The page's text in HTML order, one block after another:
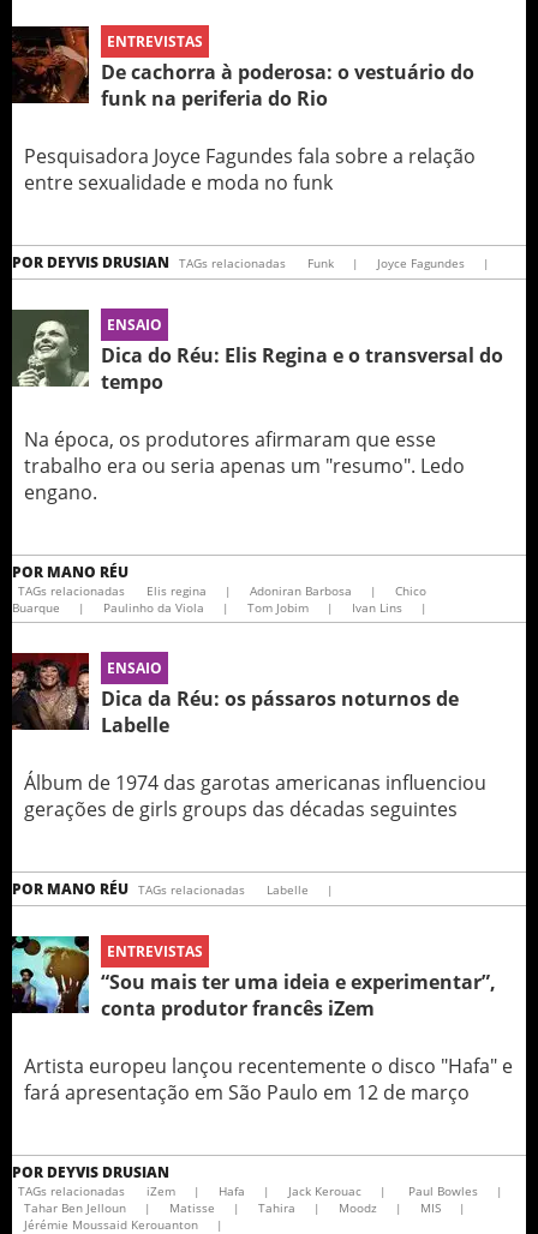
ENTREVISTAS
De cachorra à poderosa: o vestuário do
funk na periferia do Rio
Pesquisadora Joyce Fagundes fala sobre a relação
entre sexualidade e moda no funk
POR DEYVIS DRUSIAN TAGs relacionadas Funk | Joyce Fagundes |
ENSAIO
Dica do Réu: Elis Regina e o transversal do
tempo
Na época, os produtores afirmaram que esse
trabalho era ou seria apenas um "resumo". Ledo
engano.
POR MANO RÉU
TAGs relacionadas Elis regina | Adoniran Barbosa |
Chico
Buarque
| Paulinho da Viola | Tom Jobim | Ivan Lins |
ENSAIO
Dica da Réu: os pássaros noturnos de
Labelle
Álbum de 1974 das garotas americanas influenciou
gerações de girls groups das décadas seguintes
POR MANO RÉU TAGs relacionadas Labelle |
ENTREVISTAS
“Sou mais ter uma ideia e experimentar”,
conta produtor francês iZem
Artista europeu lançou recentemente o disco "Hafa" e
fará apresentação em São Paulo em 12 de março
POR DEYVIS DRUSIAN
TAGs relacionadas iZem | Hafa | Jack Kerouac | Paul Bowles
|
Tahar Ben Jelloun
| Matisse | Tahira | Moodz | MIS
|
Jérémie Moussaid Kerouanton
|